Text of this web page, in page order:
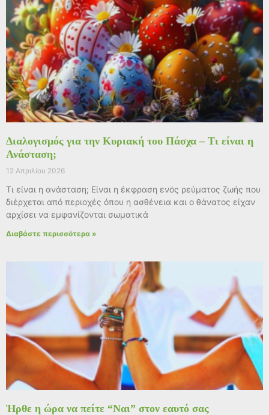
Διαλογισμός για την Κυριακή του Πάσχα – Τι είναι η
Ανάσταση;
12 Απριλίου 2026
Τι είναι η ανάσταση; Είναι η έκφραση ενός ρεύματος ζωής που
διέρχεται από περιοχές όπου η ασθένεια και ο θάνατος είχαν
αρχίσει να εμφανίζονται σωματικά
Διαβάστε περισσότερα »
Ήρθε η ώρα να πείτε “Ναι” στον εαυτό σας